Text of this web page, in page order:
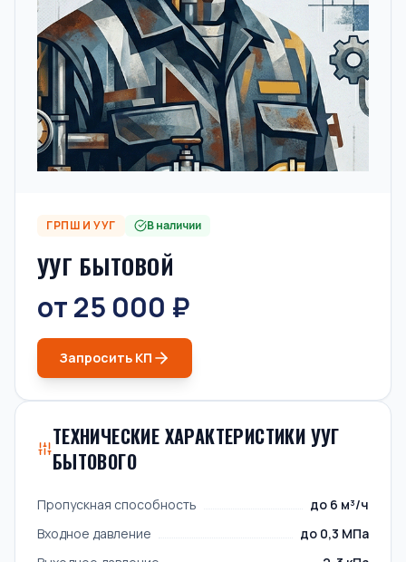
ГРПШ И УУГ В наличии
УУГ БЫТОВОЙ
от 25 000 ₽
Запросить КП
ТЕХНИЧЕСКИЕ ХАРАКТЕРИСТИКИ УУГ
БЫТОВОГО
Пропускная способность
до 6 м³/ч
Входное давление
до 0,3 МПа